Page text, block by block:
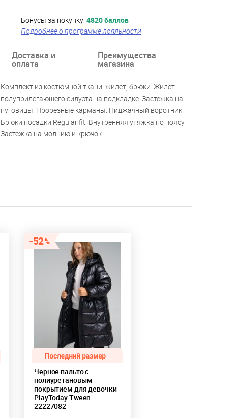
Бонусы за покупку: 4820 баллов
Подробнее о программе лояльности
Доставка и
оплата
Преимущества
магазина
Комплект из костюмной ткани: жилет, брюки. Жилет
полуприлегающего силуэта на подкладке. Застежка на
пуговицы. Прорезные карманы. Пиджачный воротник.
Брюки посадки Regular fit. Внутренняя утяжка по поясу.
Застежка на молнию и крючок.
52
Черное пальто с
полиуретановым
покрытием для девочки
PlayToday Tween
22227082